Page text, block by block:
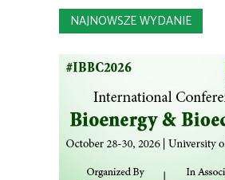
NAJNOWSZE WYDANIE